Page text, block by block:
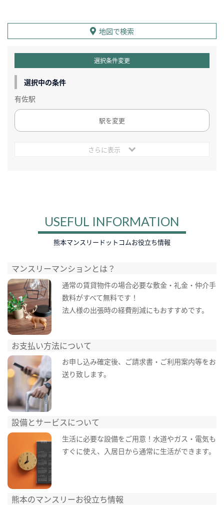
地図で検索
選択条件変更
選択中の条件
有佐駅
駅を変更
さらに表示
USEFUL INFORMATION
熊本マンスリードットコムお役立ち情報
マンスリーマンションとは？
通常の賃貸物件の場合必要な敷金・礼金・仲介手
数料がすべて無料です！
法人様の出張時の経費削減にもおすすめです。
お支払い方法について
お申し込み確定後、ご請求書・ご利用案内等をお
送り致します。
設備とサービスについて
生活に必要な設備をご用意！水道やガス・電気も
すぐに使え、入居日から通常に生活ができます。
熊本のマンスリーお役立ち情報